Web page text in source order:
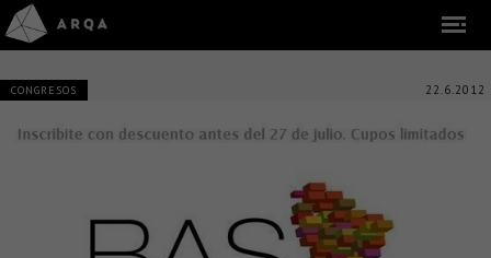
CONGRESOS 22.6.2012